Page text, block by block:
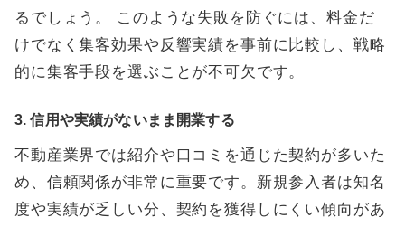
るでしょう。 このような失敗を防ぐには、料金だ
けでなく集客効果や反響実績を事前に比較し、戦略
的に集客手段を選ぶことが不可欠です。
3. 信用や実績がないまま開業する
不動産業界では紹介や口コミを通じた契約が多いた
め、信頼関係が非常に重要です。新規参入者は知名
度や実績が乏しい分、契約を獲得しにくい傾向があ